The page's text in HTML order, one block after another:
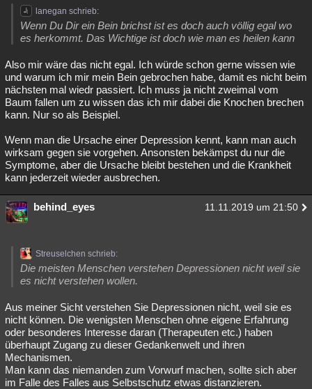
lanegan schrieb:
Wenn Du Dir ein Bein brichst ist es doch auch völlig egal wo
es herkommt. Das Wichtige ist doch wie man es heilen kann
Also mir wäre das nicht egal. Ich würde schon gerne wissen wie
und warum ich mir mein Bein gebrochen habe, damit es nicht beim
nächsten mal wiedr passiert. Ich muss ja nicht zweimal vom
Baum fallen um zu wissen das ich mir dabei die Knochen brechen
kann. Nur so als Beispiel.
Wenn man die Ursache einer Depression kennt, kann man auch
wirksam gegen sie vorgehen. Ansonsten bekämpst du nur die
Symptome, aber die Ursache bleibt bestehen und die Krankheit
kann jederzeit wieder ausbrechen.
behind_eyes 11.11.2019 um 21:50
Streuselchen schrieb:
Die meisten Menschen verstehen Depressionen nicht weil sie
es nicht verstehen wollen.
Aus meiner Sicht verstehen Sie Depressionen nicht, weil sie es
nicht können. Die wenigsten Menschen ohne eigene Erfahrung
oder besonderes Interesse daran (Therapeuten etc.) haben
überhaupt Zugang zu dieser Gedankenwelt und ihren
Mechanismen.
Man kann das niemanden zum Vorwurf machen, sollte sich aber
im Falle des Falles aus Selbstschutz etwas distanzieren.